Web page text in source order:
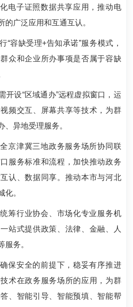
电子证照数据共享应用，推动电
的广泛应用和互通互认。
“容缺受理+告知承诺”服务模式，
众和企业所办事项是否属于容缺
开设“区域通办”远程虚拟窗口，运
频交互、屏幕共享等技术，为群
、异地受理服务。
京津冀三地政务服务场所协同联
服务标准和流程，加快推动政务
认、数据同享。推动本市与河北
化。
筹行业协会、市场化专业服务机
站式提供政策、法律、金融、人
服务。
保安全的前提下，稳妥有序推进
术在政务服务场所的应用，为群
、智能引导、智能预填、智能帮